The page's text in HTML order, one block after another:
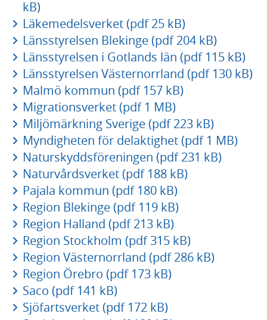
kB)
Läkemedelsverket (pdf 25 kB)
Länsstyrelsen Blekinge (pdf 204 kB)
Länsstyrelsen i Gotlands län (pdf 115 kB)
Länsstyrelsen Västernorrland (pdf 130 kB)
Malmö kommun (pdf 157 kB)
Migrationsverket (pdf 1 MB)
Miljömärkning Sverige (pdf 223 kB)
Myndigheten för delaktighet (pdf 1 MB)
Naturskyddsföreningen (pdf 231 kB)
Naturvårdsverket (pdf 188 kB)
Pajala kommun (pdf 180 kB)
Region Blekinge (pdf 119 kB)
Region Halland (pdf 213 kB)
Region Stockholm (pdf 315 kB)
Region Västernorrland (pdf 286 kB)
Region Örebro (pdf 173 kB)
Saco (pdf 141 kB)
Sjöfartsverket (pdf 172 kB)